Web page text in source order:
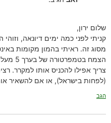
שלום ירון,
קניתי לפני כמה ימים דיונאה,
מסוג זה. ראיתי בהמון מקומות
הצמח
צריך אפילו להכניס אותו למקרר.
(לפחות בישראל), או אם להשאיר
הגב